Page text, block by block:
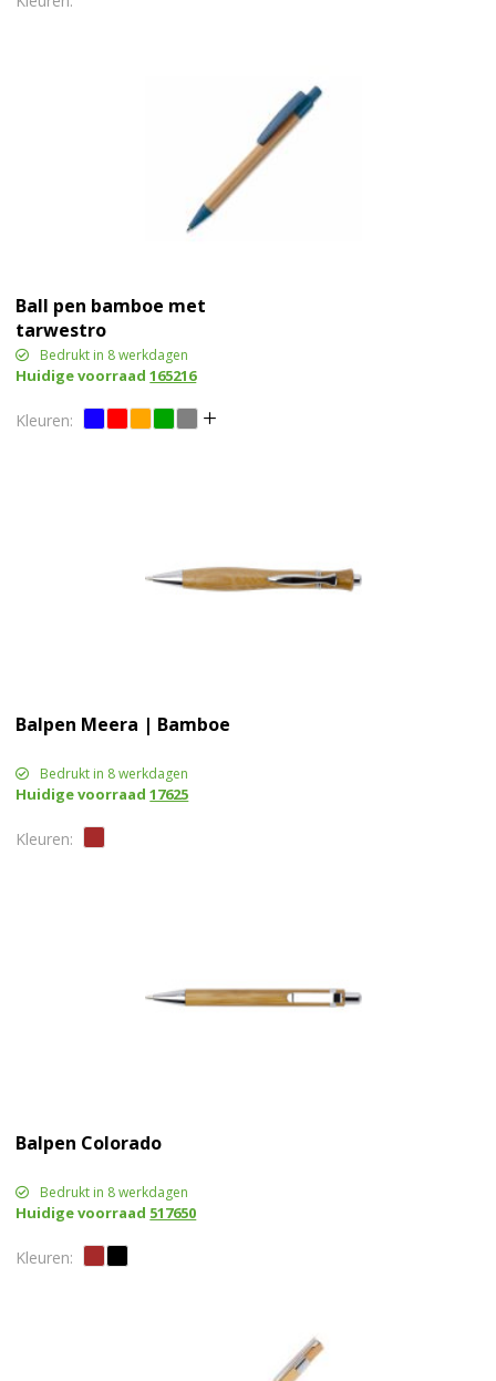
Ball pen bamboe met
tarwestro
Bedrukt in 8 werkdagen
Huidige voorraad165216
Balpen Meera | Bamboe
Bedrukt in 8 werkdagen
Huidige voorraad17625
Balpen Colorado
Bedrukt in 8 werkdagen
Huidige voorraad 517650